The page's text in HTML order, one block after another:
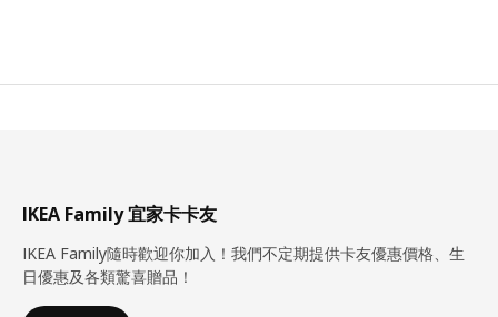
IKEA Family 宜家卡卡友
IKEA Family隨時歡迎你加入！我們不定期提供卡友優惠價格、生
日優惠及各類驚喜贈品！